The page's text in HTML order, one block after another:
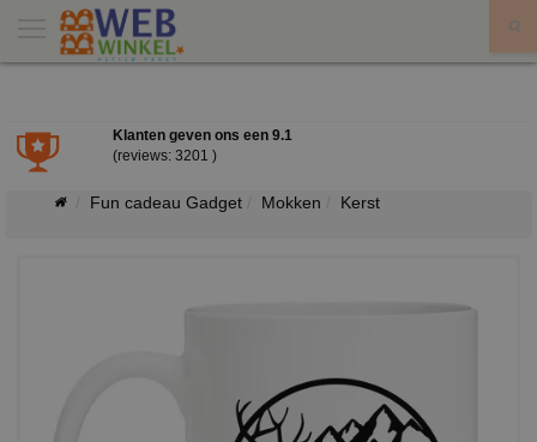
Klanten geven ons een 9.1
(reviews: 3201 )
Fun cadeau Gadget Mokken Kerst